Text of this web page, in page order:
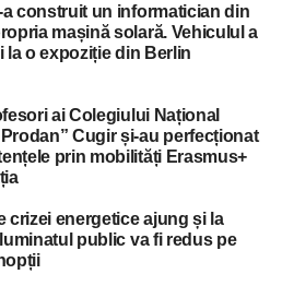
a construit un informatician din
mașină solară. Vehiculul a
la o expoziție din Berlin
ai Colegiului Național
Cugir și-au perfecționat
prin mobilități Erasmus+
crizei energetice ajung și la
public va fi redus pe